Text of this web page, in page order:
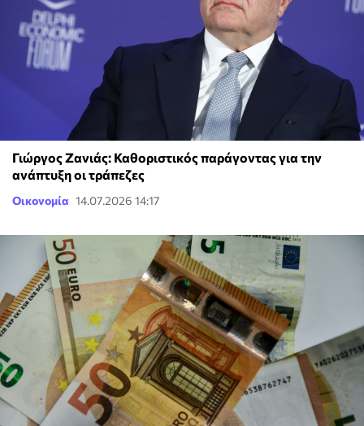
Γιώργος Ζανιάς: Καθοριστικός παράγοντας για την
ανάπτυξη οι τράπεζες
Οικονομία 14.07.2026 14:17